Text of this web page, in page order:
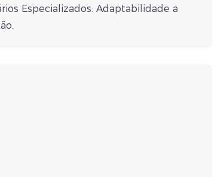
Especializados: Adaptabilidade a